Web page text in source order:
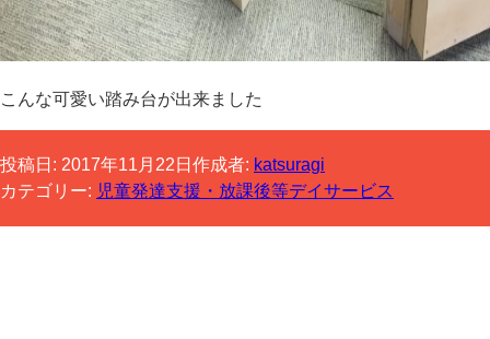
こんな可愛い踏み台が出来ました
投稿日: 2017年11月22日 作成者: katsuragi
カテゴリー: 児童発達支援・放課後等デイサービス